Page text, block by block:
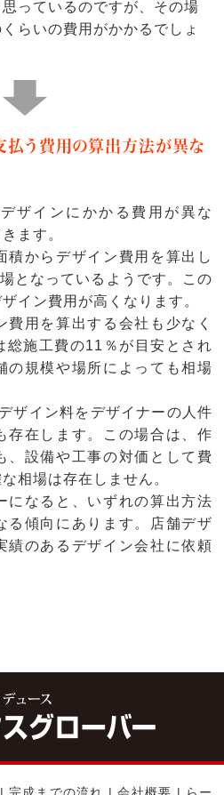
っているのですが、その場
らいの費用がかかるでしょ
払う費用の算出方法が異な
ザインにかかる費用が異な
ます。
積からデザイン費用を算出し
となっているようです。この
イン費用が高くなります。
用を算出する会社も少なく
総施工費の11％が目安とされ
の規模や場所によっても相場
ザイン料をデザイナーの人件
存在します。この場合は、作
、設備や工事の対価として費
相場は存在しません。
になると、いずれの算出方法
る傾向にあります。店舗デザ
績のあるデザイン会社に依頼